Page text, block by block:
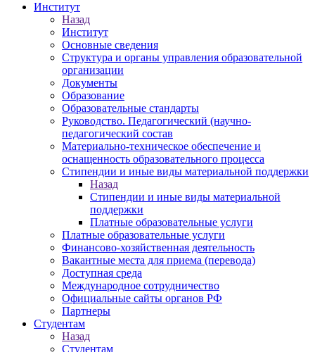
Институт
Назад
Институт
Основные сведения
Структура и органы управления образовательной
организации
Документы
Образование
Образовательные стандарты
Руководство. Педагогический (научно-
педагогический состав
Материально-техническое обеспечение и
оснащенность образовательного процесса
Стипендии и иные виды материальной поддержки
Назад
Стипендии и иные виды материальной
поддержки
Платные образовательные услуги
Платные образовательные услуги
Финансово-хозяйственная деятельность
Вакантные места для приема (перевода)
Доступная среда
Международное сотрудничество
Официальные сайты органов РФ
Партнеры
Студентам
Назад
Студентам